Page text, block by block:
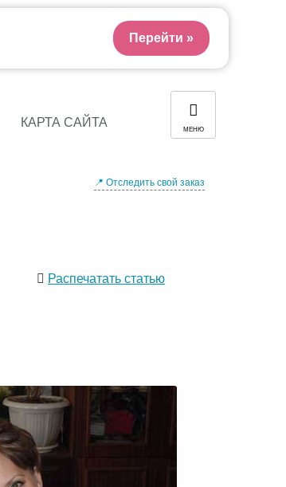
КАРТА САЙТА МЕНЮ
📍 Отследить свой заказ
Распечатать статью
Перейти »